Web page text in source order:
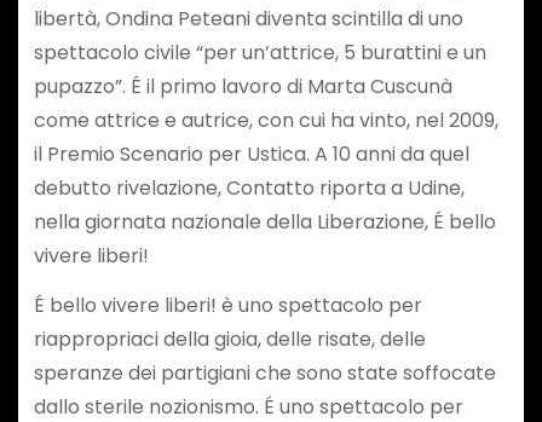
libertà, Ondina Peteani diventa scintilla di uno
spettacolo civile “per un’attrice, 5 burattini e un
pupazzo”. É il primo lavoro di Marta Cuscunà
come attrice e autrice, con cui ha vinto, nel 2009,
il Premio Scenario per Ustica. A 10 anni da quel
debutto rivelazione, Contatto riporta a Udine,
nella giornata nazionale della Liberazione, É bello
vivere liberi!
É bello vivere liberi! è uno spettacolo per
riappropriaci della gioia, delle risate, delle
speranze dei partigiani che sono state soffocate
dallo sterile nozionismo. É uno spettacolo per